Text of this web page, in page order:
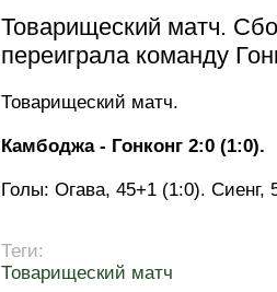
Товарищеский матч.
переиграла команду
Товарищеский матч.
Камбоджа - Гонконг 2:0 (1:0).
Голы: Огава, 45+1 (1:0). Сиенг,
Теги:
Товарищеский матч